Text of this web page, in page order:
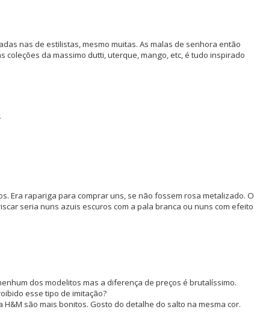
nas de estilistas, mesmo muitas. As malas de senhora então
coleções da massimo dutti, uterque, mango, etc, é tudo inspirado
Era rapariga para comprar uns, se não fossem rosa metalizado. O
seria nuns azuis escuros com a pala branca ou nuns com efeito
dos modelitos mas a diferença de preços é brutalíssimo.
esse tipo de imitação?
H&M são mais bonitos. Gosto do detalhe do salto na mesma cor.